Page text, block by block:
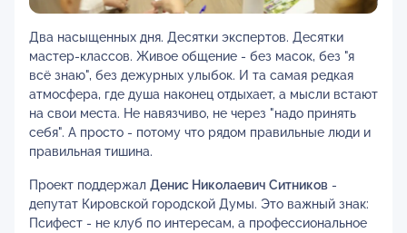
Два насыщенных дня. Десятки экспертов. Десятки
мастер-классов. Живое общение - без масок, без "я
всё знаю", без дежурных улыбок. И та самая редкая
атмосфера, где душа наконец отдыхает, а мысли встают
на свои места. Не навязчиво, не через "надо принять
себя". А просто - потому что рядом правильные люди и
правильная тишина.
Проект поддержал Денис Николаевич Ситников -
депутат Кировской городской Думы. Это важный знак:
Псифест - не клуб по интересам, а профессиональное